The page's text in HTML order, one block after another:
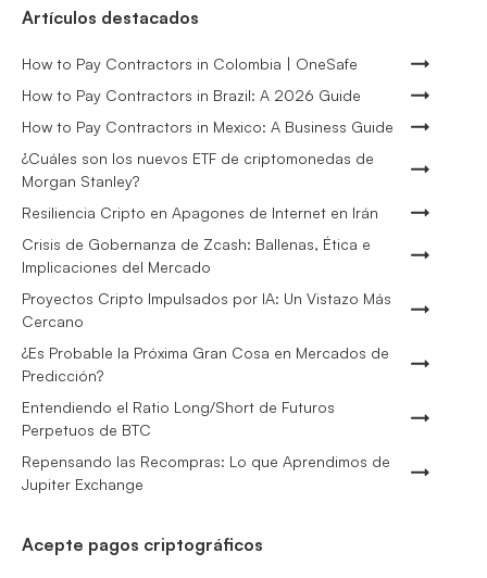
Artículos destacados
How to Pay Contractors in Colombia | OneSafe
How to Pay Contractors in Brazil: A 2026 Guide
How to Pay Contractors in Mexico: A Business Guide
¿Cuáles son los nuevos ETF de criptomonedas de
Morgan Stanley?
Resiliencia Cripto en Apagones de Internet en Irán
Crisis de Gobernanza de Zcash: Ballenas, Ética e
Implicaciones del Mercado
Proyectos Cripto Impulsados por IA: Un Vistazo Más
Cercano
¿Es Probable la Próxima Gran Cosa en Mercados de
Predicción?
Entendiendo el Ratio Long/Short de Futuros
Perpetuos de BTC
Repensando las Recompras: Lo que Aprendimos de
Jupiter Exchange
Acepte pagos criptográficos